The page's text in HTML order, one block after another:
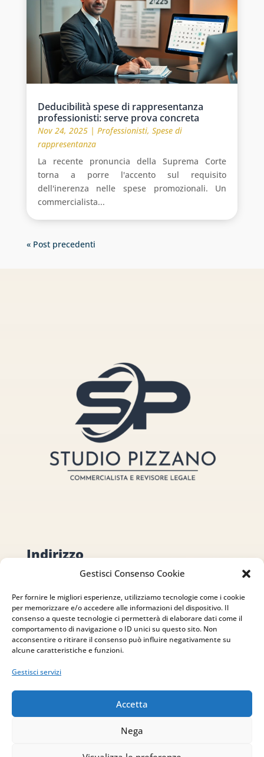
Gestisci Consenso Cookie
Per fornire le migliori esperienze, utilizziamo tecnologie come i cookie
per memorizzare e/o accedere alle informazioni del dispositivo. Il
consenso a queste tecnologie ci permetterà di elaborare dati come il
comportamento di navigazione o ID unici su questo sito. Non
acconsentire o ritirare il consenso può influire negativamente su
alcune caratteristiche e funzioni.
Gestisci servizi
Accetta
Nega
Deducibilità spese di rappresentanza
professionisti: serve prova concreta
Nov 24, 2025| Professionisti, Spese di
rappresentanza
La recente pronuncia della Suprema Corte
torna a porre l'accento sul requisito
dell'inerenza nelle spese promozionali. Un
commercialista...
« Post precedenti
Indirizzo
via Sant’Alessio, 5
Email
info@studiopizzano.it
P.IVA
ISCRIVITI ALLA
NEWSLETTER